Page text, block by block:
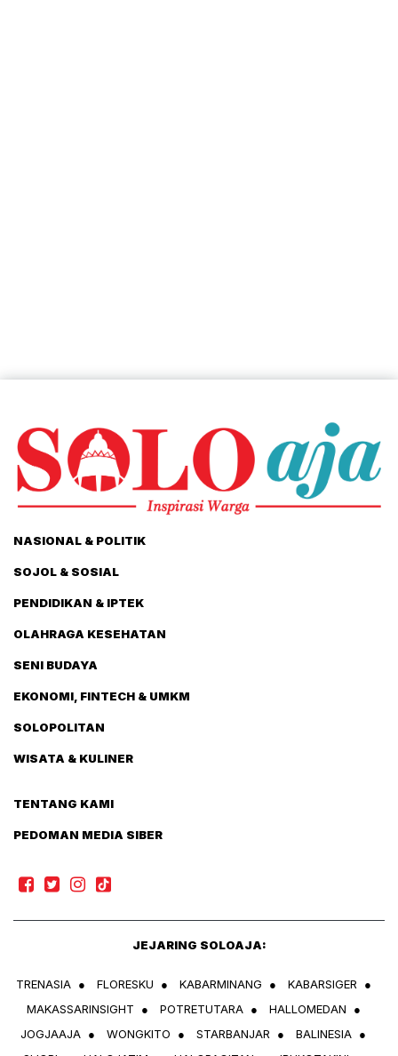
NASIONAL & POLITIK
SOJOL & SOSIAL
PENDIDIKAN & IPTEK
OLAHRAGA KESEHATAN
SENI BUDAYA
EKONOMI, FINTECH & UMKM
SOLOPOLITAN
WISATA & KULINER
TENTANG KAMI
PEDOMAN MEDIA SIBER
JEJARING SOLOAJA:
TRENASIA ● FLORESKU ● KABARMINANG ● KABARSIGER ●
MAKASSARINSIGHT
● POTRETUTARA ● HALLOMEDAN
●
JOGJAAJA ● WONGKITO ● STARBANJAR ● BALINESIA ●